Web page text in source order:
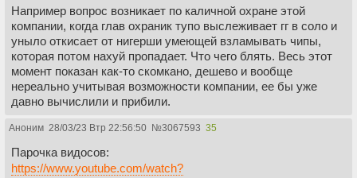
продлил себе жизнь путем пересадки мозгов и чипирования
(как в книге Акунина "Квест" лол), взял новое тело, основал
корпорацию как секту, а Хелли дочь самого основателя-
Кира Эгана, жившая в 19 веке. Ещё я кстати думал что
корпорация занимается клонированием и прочей подобной
хуетой, оттого там есть козлята (как овечки Долли).
Например вопрос возникает по каличной охране этой
компании, когда глав охраник тупо выслеживает гг в соло и
уныло откисает от нигерши умеющей взламывать чипы,
которая потом нахуй пропадает. Что чего блять. Весь этот
момент показан как-то скомкано, дешево и вообще
нереально учитывая возможности компании, ее бы уже
давно вычислили и прибили.
Аноним 28/03/23 Втр 22:56:50 №3067593 35
Парочка видосов:
https://www.youtube.com/watch?